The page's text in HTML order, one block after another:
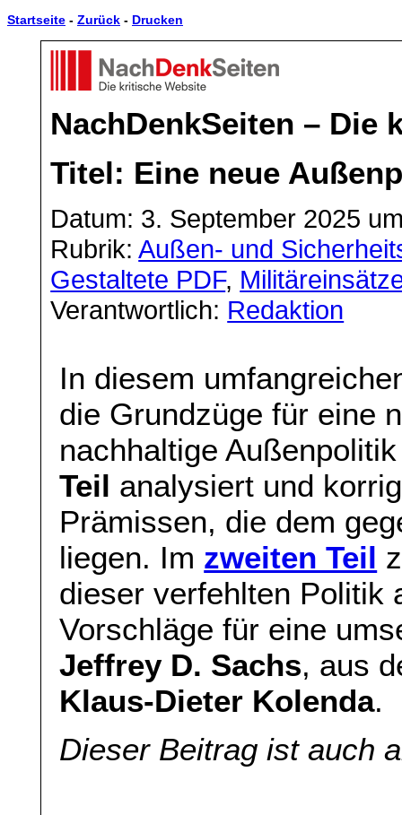
Startseite - Zurück - Drucken
NachDenkSeiten – Die
Titel: Eine neue
Datum: 3. September 2025
Rubrik:Außen- und
Gestaltete PDF,
Verantwortlich: Redaktion
In diesem
die Grundzüge für eine
nachhaltige
Teil analysiert und
Prämissen, die dem
liegen. Im zweiten Teil
dieser verfehlten Politik
Vorschläge für eine
Jeffrey D. Sachs, aus
Klaus-Dieter Kolenda.
Dieser Beitrag ist auch